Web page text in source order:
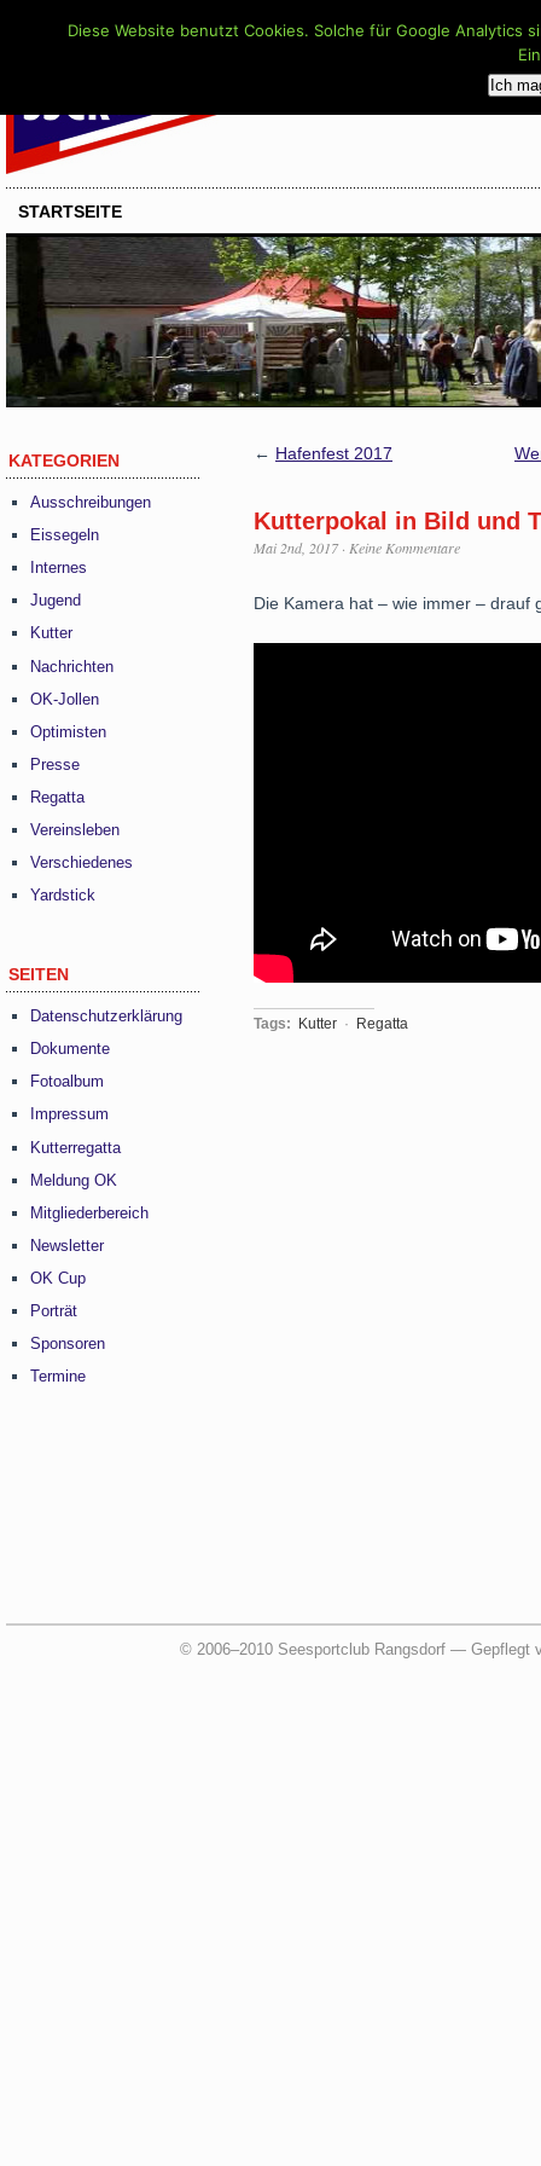
STARTSEITE
KATEGORIEN
Ausschreibungen
Eissegeln
Internes
Jugend
Kutter
Nachrichten
OK-Jollen
Optimisten
Presse
Regatta
Vereinsleben
Verschiedenes
Yardstick
SEITEN
Datenschutzerklärung
Dokumente
Fotoalbum
Impressum
Kutterregatta
Meldung OK
Mitgliederbereich
Newsletter
OK Cup
Porträt
Sponsoren
Termine
← Hafenfest 2017
Kutterpokal in Bild und
Mai 2nd, 2017· Keine Kommentare
Die Kamera hat – wie immer – drauf
Tags: Kutter · Regatta
© 2006–2010 Seesportclub Rangsdorf — Gepflegt
Diese Website benutzt Cookies. Solche für Google
Ich